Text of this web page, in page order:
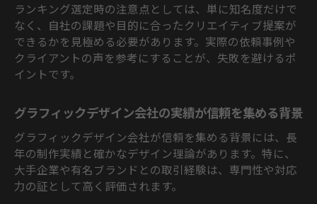
ランキング選定時の注意点としては、単に知名度だけで
なく、自社の課題や目的に合ったクリエイティブ提案が
できるかを見極める必要があります。実際の依頼事例や
クライアントの声を参考にすることが、失敗を避けるポ
イントです。
グラフィックデザイン会社の実績が信頼を集める背景
グラフィックデザイン会社が信頼を集める背景には、長
年の制作実績と確かなデザイン理論があります。特に、
大手企業や有名ブランドとの取引経験は、専門性や対応
力の証として高く評価されます。